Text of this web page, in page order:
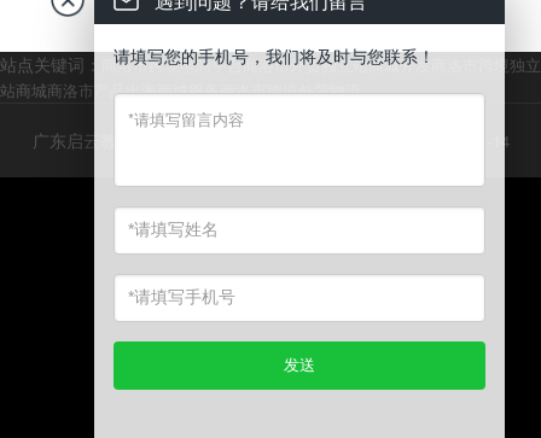
站点关键词： 商洛市跨境电商平台商洛市外贸独立站商城开发
商洛市跨境独立
站商城商洛市产品出海商城服务商洛市跨境外贸物流
广东启云教育科技有限公司 © 版权所有 粤ICP备2023089437号-14
请填写您的手机号，我们将及时与您联系！